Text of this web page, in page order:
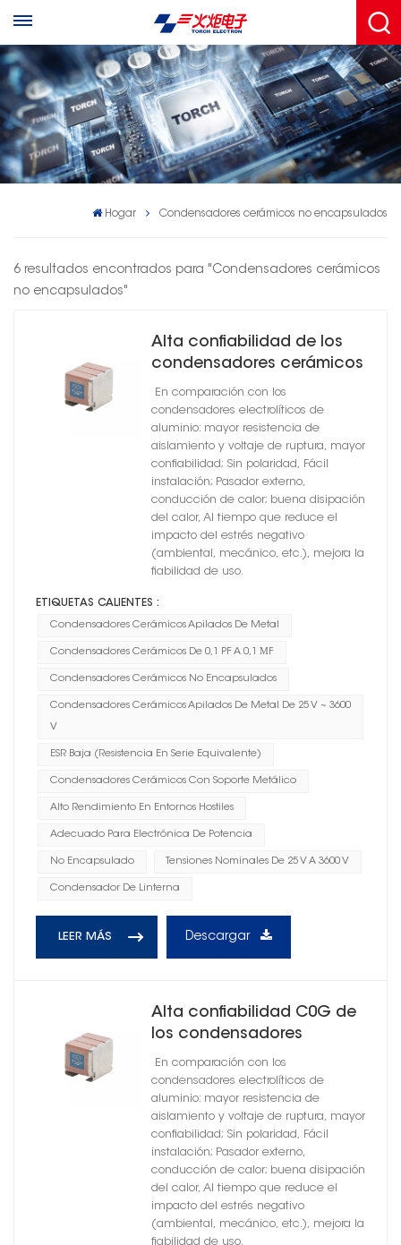
Hogar Condensadores cerámicos no encapsulados
6 resultados encontrados para "Condensadores cerámicos
no encapsulados"
Alta confiabilidad de los
condensadores cerámicos
con soporte metálico no
encapsulado
En comparación con los
condensadores electrolíticos de
aluminio: mayor resistencia de
aislamiento y voltaje de ruptura, mayor
confiabilidad; Sin polaridad, Fácil
instalación; Pasador externo,
conducción de calor; buena disipación
del calor, Al tiempo que reduce el
impacto del estrés negativo
(ambiental, mecánico, etc.), mejora la
fiabilidad de uso.
ETIQUETAS CALIENTES :
Condensadores Cerámicos Apilados De Metal
Condensadores Cerámicos De 0,1 PF A 0,1 ΜF
Condensadores Cerámicos No Encapsulados
Condensadores Cerámicos Apilados De Metal De 25 V ~ 3600
V
ESR Baja (resistencia En Serie Equivalente)
Condensadores Cerámicos Con Soporte Metálico
Alto Rendimiento En Entornos Hostiles
Adecuado Para Electrónica De Potencia
No Encapsulado Tensiones Nominales De 25 V A 3600 V
Condensador De Linterna
LEER MÁS Descargar
Alta confiabilidad C0G de
los condensadores
cerámicos con soporte
metálico no encapsulado
En comparación con los
condensadores electrolíticos de
aluminio: mayor resistencia de
aislamiento y voltaje de ruptura, mayor
confiabilidad; Sin polaridad, Fácil
instalación; Pasador externo,
conducción de calor; buena disipación
del calor, Al tiempo que reduce el
impacto del estrés negativo
(ambiental, mecánico, etc.), mejora la
fiabilidad de uso.